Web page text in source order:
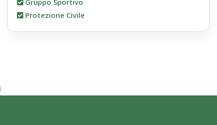
Gruppo Sportivo
Protezione Civile
ì